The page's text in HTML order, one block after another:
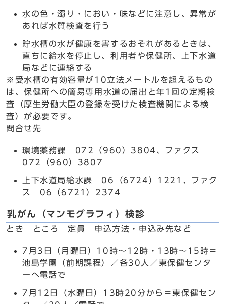
水の色・濁り・におい・味などに注意し、異常が
あれば水質検査を行う
貯水槽の水が健康を害するおそれがあるときは、
直ちに給水を停止し、利用者や保健所、上下水道
局などに連絡する
※受水槽の有効容量が10立法メートルを超えるもの
は、保健所への簡易専用水道の届出と年1回の定期検
査（厚生労働大臣の登録を受けた検査機関による検
査）が必要です。
問合せ先
環境薬務課 072（960）3804、ファクス
072（960）3807
上下水道局給水課 06（6724）1221、ファク
ス 06（6721）2374
乳がん（マンモグラフィ）検診
とき ところ 定員 申込方法・申込み先など
7月3日（月曜日）10時～12時・13時～15時＝
池島学園（前期課程）／各30人／東保健センタ
ーへ電話で
7月12日（水曜日）13時20分から＝東保健セン